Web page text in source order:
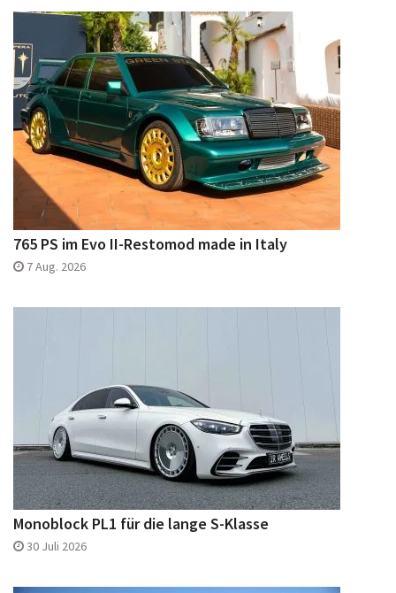
765 PS im Evo II-Restomod made in Italy
7 Aug. 2026
Monoblock PL1 für die lange S-Klasse
30 Juli 2026